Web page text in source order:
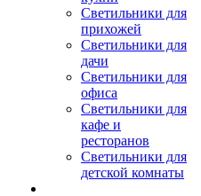
Светильники для
прихожей
Светильники для
дачи
Светильники для
офиса
Светильники для
кафе и
ресторанов
Светильники для
детской комнаты